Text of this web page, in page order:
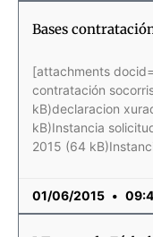
Bases
[attachments
contratación
kB)declaracion
kB)Instancia
2015 (64
01/06/2015